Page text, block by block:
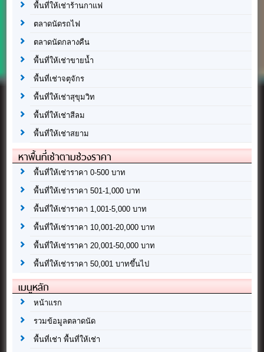
พื้นที่ให้เช่าร้านกาแฟ
ตลาดนัดรถไฟ
ตลาดนัดกลางคืน
พื้นที่ให้เช่าขายน้ำ
พื้นที่เช่าจตุจักร
พื้นที่ให้เช่าสุขุมวิท
พื้นที่ให้เช่าสีลม
พื้นที่ให้เช่าสยาม
หาพื้นที่เช่าตามช่วงราคา
พื้นที่ให้เช่าราคา 0-500 บาท
พื้นที่ให้เช่าราคา 501-1,000 บาท
พื้นที่ให้เช่าราคา 1,001-5,000 บาท
พื้นที่ให้เช่าราคา 10,001-20,000 บาท
พื้นที่ให้เช่าราคา 20,001-50,000 บาท
พื้นที่ให้เช่าราคา 50,001 บาทขึ้นไป
เมนูหลัก
หน้าแรก
รวมข้อมูลตลาดนัด
พื้นที่เช่า พื้นที่ให้เช่า